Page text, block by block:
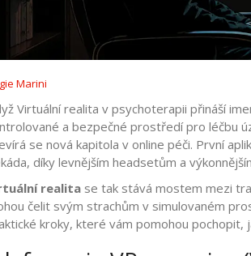
Marini
Virtuální realita v psychoterapii přináší
a bezpečné prostředí pro léčbu
se nová kapitola v online péči. První
díky levnějším headsetům a
realita se tak stává mostem mezi
čelit svým strachům v simulovaném
kroky, které vám pomohou